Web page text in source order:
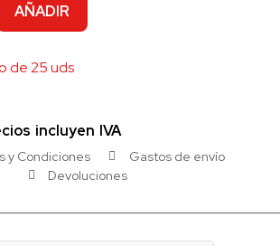
AÑADIR
de 25 uds
incluyen IVA
y Condiciones
Gastos de envío
Devoluciones